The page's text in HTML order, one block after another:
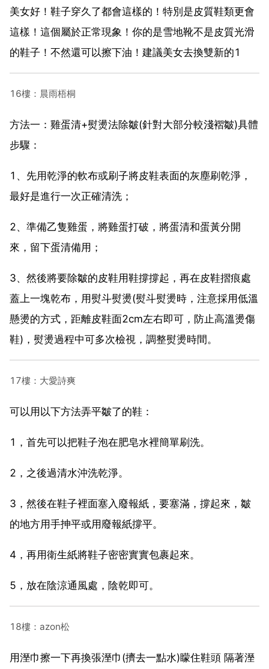
美女好！鞋子穿久了都會這樣的！特別是皮質鞋類更會
這樣！這個屬於正常現象！你的是雪地靴不是皮質光滑
的鞋子！不然還可以擦下油！建議美女去換雙新的1
16樓：晨雨梧桐
方法一：雞蛋清+熨燙法除皺(針對大部分較淺褶皺)具體
步驟：
1、先用乾淨的軟布或刷子將皮鞋表面的灰塵刷乾淨，
最好是進行一次正確清洗；
2、準備乙隻雞蛋，將雞蛋打破，將蛋清和蛋黃分開
來，留下蛋清備用；
3、然後將要除皺的皮鞋用鞋撐撐起，再在皮鞋摺痕處
蓋上一塊乾布，用熨斗熨燙(熨斗熨燙時，注意採用低溫
懸燙的方式，距離皮鞋面2cm左右即可，防止高溫燙傷
鞋)，熨燙過程中可多次檢視，調整熨燙時間。
17樓：大愛詩爽
可以用以下方法弄平皺了的鞋：
1，首先可以把鞋子泡在肥皂水裡簡單刷洗。
2，之後過清水沖洗乾淨。
3，然後在鞋子裡面塞入廢報紙，要塞滿，撐起來，皺
的地方用手抻平或用廢報紙撐平。
4，再用衛生紙將鞋子密密實實包裹起來。
5，放在陰涼通風處，陰乾即可。
18樓：azon松
用溼巾擦一下再換張溼巾(擠去一點水)矇住鞋頭 隔著溼